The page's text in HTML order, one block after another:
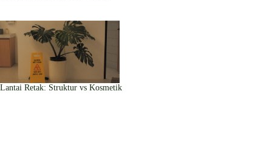
Lantai Retak: Struktur vs Kosmetik